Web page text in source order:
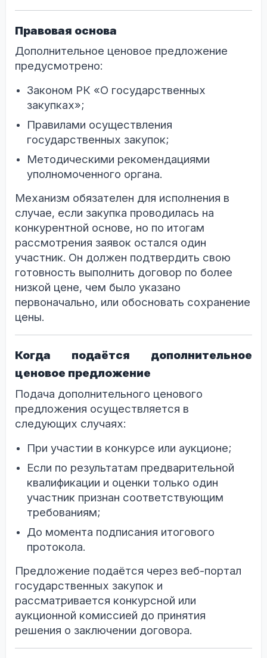
Правовая основа
Дополнительное ценовое предложение
предусмотрено:
Законом РК «О государственных
закупках»;
Правилами осуществления
государственных закупок;
Методическими рекомендациями
уполномоченного органа.
Механизм обязателен для исполнения в
случае, если закупка проводилась на
конкурентной основе, но по итогам
рассмотрения заявок остался один
участник. Он должен подтвердить свою
готовность выполнить договор по более
низкой цене, чем было указано
первоначально, или обосновать сохранение
цены.
Когда подаётся дополнительное
ценовое предложение
Подача дополнительного ценового
предложения осуществляется в
следующих случаях:
При участии в конкурсе или аукционе;
Если по результатам предварительной
квалификации и оценки только один
участник признан соответствующим
требованиям;
До момента подписания итогового
протокола.
Предложение подаётся через веб-портал
государственных закупок и
рассматривается конкурсной или
аукционной комиссией до принятия
решения о заключении договора.